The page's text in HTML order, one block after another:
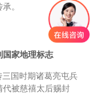
。
国家地理标志
国时期诸葛亮屯兵
代被慈禧太后赐封